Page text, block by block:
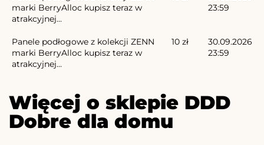
marki BerryAlloc kupisz teraz w
atrakcyjnej...
23:59
Panele podłogowe z kolekcji ZENN
marki BerryAlloc kupisz teraz w
atrakcyjnej...
10 zł
30.09.2026
23:59
Więcej o sklepie DDD
Dobre dla domu